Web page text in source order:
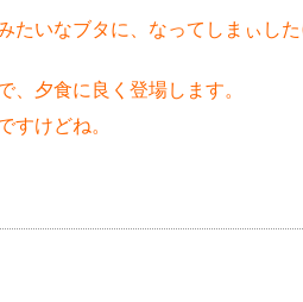
たいなブタに、なってしまぃした
夕食に良く登場します。
けどね。